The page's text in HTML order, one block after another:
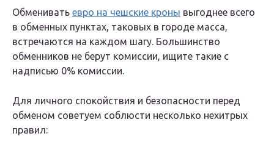
Обменивать евро на чешские кроны выгоднее всего
в обменных пунктах, таковых в городе масса,
встречаются на каждом шагу. Большинство
обменников не берут комиссии, ищите такие с
надписью 0% комиссии.
Для личного спокойствия и безопасности перед
обменом советуем соблюсти несколько нехитрых
правил: